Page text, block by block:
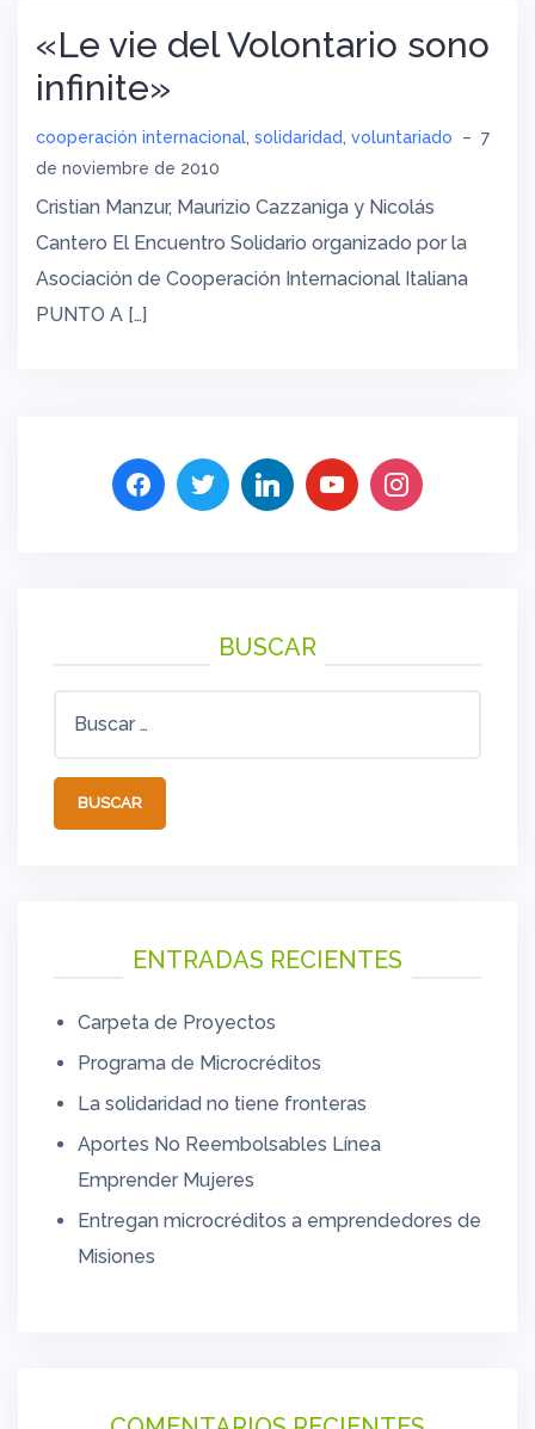
«Le vie del Volontario sono
infinite»
cooperación internacional, solidaridad, voluntariado – 7
de noviembre de 2010
Cristian Manzur, Maurizio Cazzaniga y Nicolás
Cantero El Encuentro Solidario organizado por la
Asociación de Cooperación Internacional Italiana
PUNTO A […]
BUSCAR
ENTRADAS RECIENTES
Carpeta de Proyectos
Programa de Microcréditos
La solidaridad no tiene fronteras
Aportes No Reembolsables Línea
Emprender Mujeres
Entregan microcréditos a emprendedores de
Misiones